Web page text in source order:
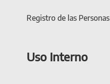
Registro de las Personas
Uso Interno